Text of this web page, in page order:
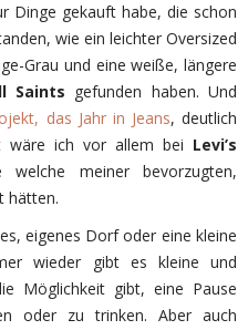
Dinge gekauft habe, die schon
wie ein leichter Oversized
Grau und eine weiße, längere
Saints gefunden haben. Und
das Jahr in Jeans, deutlich
wäre ich vor allem bei Levi’s
meiner bevorzugten,
hätten.
eigenes Dorf oder eine kleine
wieder gibt es kleine und
Möglichkeit gibt, eine Pause
oder zu trinken. Aber auch